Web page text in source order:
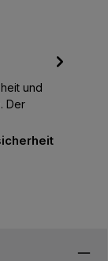
und
Der